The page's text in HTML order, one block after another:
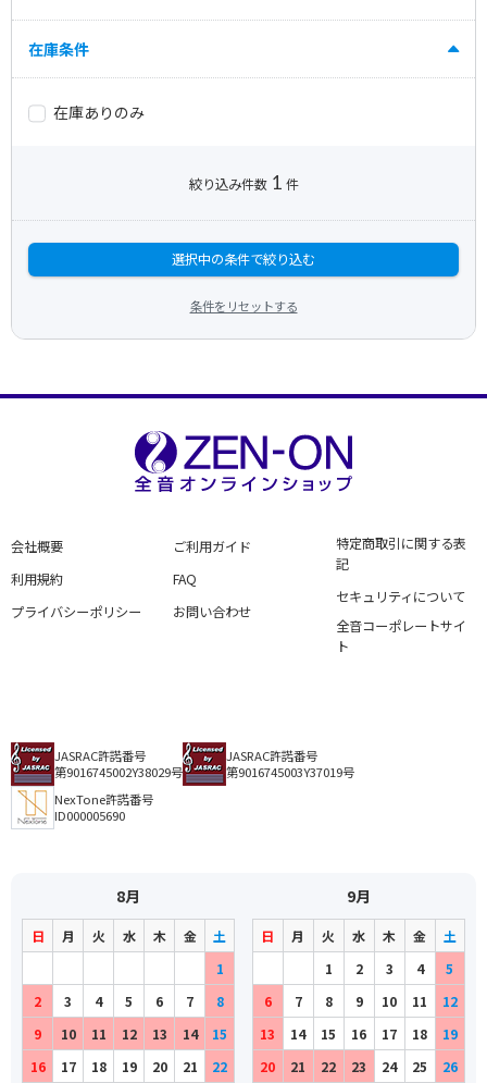
在庫条件
在庫ありのみ
絞り込み件数 1 件
選択中の条件で絞り込む
条件をリセットする
会社概要
利用規約
プライバシーポリシー
ご利用ガイド
FAQ
お問い合わせ
特定商取引に関する表
記
セキュリティについて
全音コーポレートサイ
ト
JASRAC許諾番号
第9016745002Y38029号
JASRAC許諾番号
第9016745003Y37019号
NexTone許諾番号
ID000005690
8月
日 月 火 水 木 金
土
1
2
3 4 5 6 7
8
9
10 11 12 13 14
15
16
17 18 19 20 21 22
9月
日 月 火 水 木 金
土
1
2 3 4
5
6
7 8 9 10 11
12
13
14 15 16 17 18
19
20
21 22 23 24 25 26